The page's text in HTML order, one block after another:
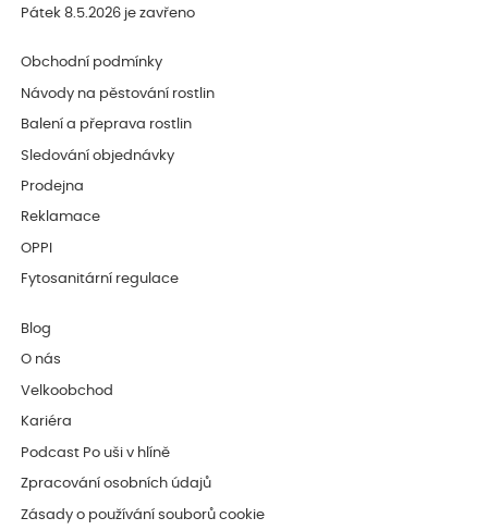
Pátek 8.5.2026 je zavřeno
Obchodní podmínky
Návody na pěstování rostlin
Balení a přeprava rostlin
Sledování objednávky
Prodejna
Reklamace
OPPI
Fytosanitární regulace
Blog
O nás
Velkoobchod
Kariéra
Podcast Po uši v hlíně
Zpracování osobních údajů
Zásady o používání souborů cookie